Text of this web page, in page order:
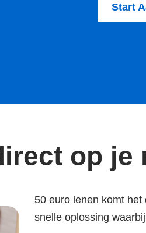
Start
op je
50 euro lenen komt
snelle oplossing